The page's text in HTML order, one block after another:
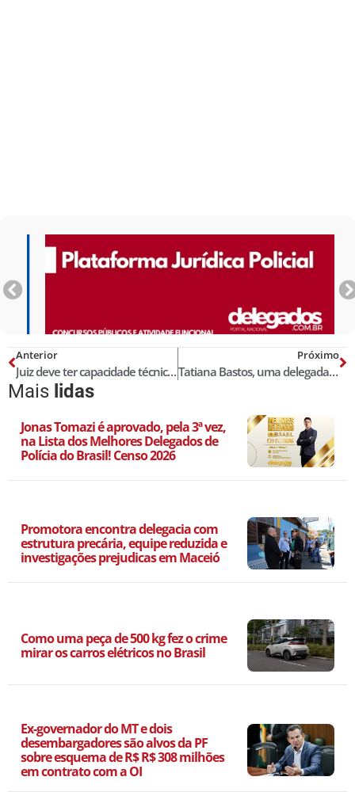
Anterior
Juiz deve ter capacidade técnica e aptidão psicológica para portar armas, afirma STF
Próximo
Tatiana Bastos, uma delegada de polícia na cruzada contra a violência doméstica
Mais lidas
Jonas Tomazi é aprovado, pela 3ª vez,
na Lista dos Melhores Delegados de
Polícia do Brasil! Censo 2026
Promotora encontra delegacia com
estrutura precária, equipe reduzida e
investigações prejudicas em Maceió
Como uma peça de 500 kg fez o crime
mirar os carros elétricos no Brasil
Ex-governador do MT e dois
desembargadores são alvos da PF
sobre esquema de R$ R$ 308 milhões
em contrato com a OI